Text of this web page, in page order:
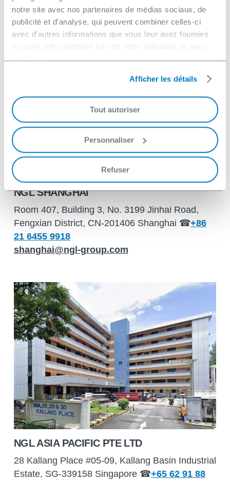
notre site avec nos partenaires de médias sociaux, de
publicité et d'analyse, qui peuvent combiner celles-ci
avec d'autres informations que vous leur avez fournies
ou qu'ils ont collectées lors de votre utilisation de leurs
services.
Afficher les détails
Tout autoriser
Personnaliser
Refuser
kontakt@ngl-group.com
NGL SHANGHAI
Room 407, Building 3, No. 3199 Jinhai Road,
Fengxian District, CN-201406 Shanghai ☎+86
21 6455 9918
shanghai@ngl-group.com
NGL ASIA PACIFIC PTE LTD
28 Kallang Place #05-09, Kallang Basin Industrial
Estate, SG-339158 Singapore ☎+65 62 91 88